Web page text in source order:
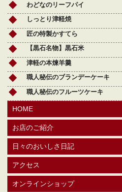
わどなのリーフパイ
しっとり津軽焼
匠の特製かすてら
【黒石名物】黒石米
津軽の本煉羊羹
職人秘伝のブランデーケーキ
職人秘伝のフルーツケーキ
HOME
お店のご紹介
日々のおいしさ日記
アクセス
オンラインショップ